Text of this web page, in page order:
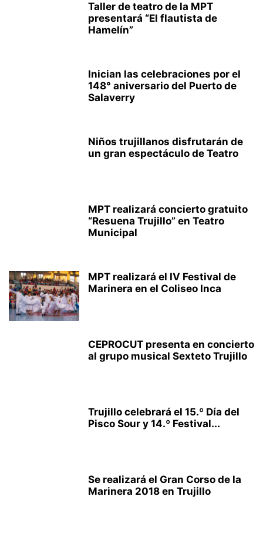
Taller de teatro de la MPT
presentará “El flautista de
Hamelín”
Inician las celebraciones por el
148° aniversario del Puerto de
Salaverry
Niños trujillanos disfrutarán de
un gran espectáculo de Teatro
MPT realizará concierto gratuito
“Resuena Trujillo” en Teatro
Municipal
MPT realizará el IV Festival de
Marinera en el Coliseo Inca
CEPROCUT presenta en concierto
al grupo musical Sexteto Trujillo
Trujillo celebrará el 15.º Día del
Pisco Sour y 14.º Festival...
Se realizará el Gran Corso de la
Marinera 2018 en Trujillo